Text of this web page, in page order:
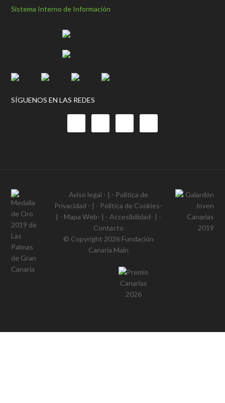
Sistema Interno de Información
SÍGUENOS EN LAS REDES
Aviso legal - | - Política de
Privacidad - | - Política de Cookies-
| - Mapa Web- | - Accesibilidad- | -
Contacto
© Copyright 2026 Fundación
Canaria Main